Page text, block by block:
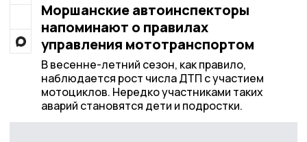
Моршанские автоинспекторы
напоминают о правилах
управления мототранспортом
В весенне-летний сезон, как правило,
наблюдается рост числа ДТП с участием
мотоциклов. Нередко участниками таких
аварий становятся дети и подростки.